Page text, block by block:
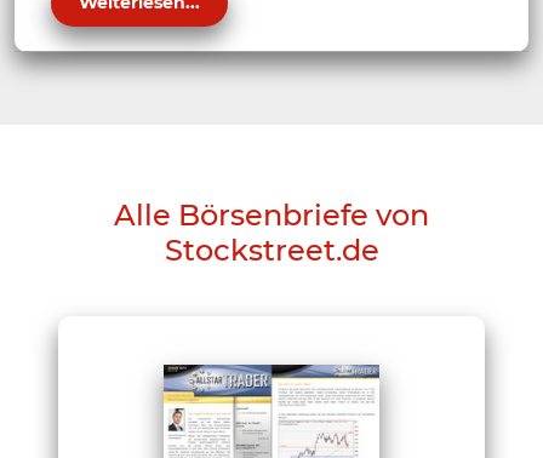
Alle Börsenbriefe von
Stockstreet.de